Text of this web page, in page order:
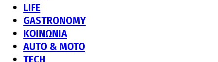
LIFE
GASTRONOMY
ΚΟΙΝΩΝΙΑ
AUTO & MOTO
TECH